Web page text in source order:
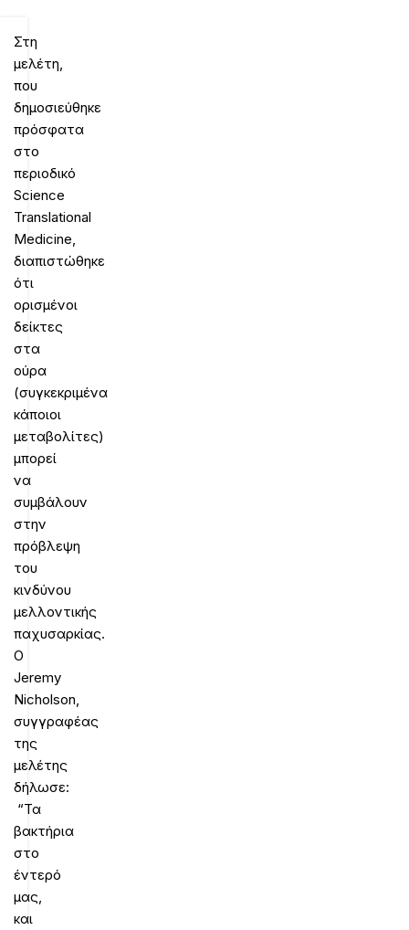
Στη
μελέτη,
που
δημοσιεύθηκε
πρόσφατα
στο
περιοδικό
Science
Translational
Medicine,
διαπιστώθηκε
ότι
ορισμένοι
δείκτες
στα
ούρα
(συγκεκριμένα
κάποιοι
μεταβολίτες)
μπορεί
να
συμβάλουν
στην
πρόβλεψη
του
κινδύνου
μελλοντικής
παχυσαρκίας.
Ο
Jeremy
Nicholson,
συγγραφέας
της
μελέτης
δήλωσε:
“Τα
βακτήρια
στο
έντερό
μας,
και